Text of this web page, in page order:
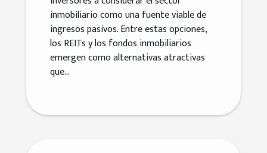
inmobiliario como una fuente viable de
ingresos pasivos. Entre estas opciones,
los REITs y los fondos inmobiliarios
emergen como alternativas atractivas
que...